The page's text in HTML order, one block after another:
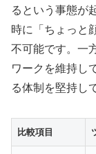
るという事態が
時に「ちょっと
不可能です。一
ワークを維持し
る体制を堅持し
比較項目